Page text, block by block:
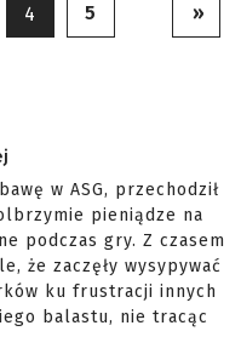
4 5 »
w ASG, przechodził
pieniądze na
podczas gry. Z czasem
że zaczęły wysypywać
ku frustracji innych
balastu, nie tracąc